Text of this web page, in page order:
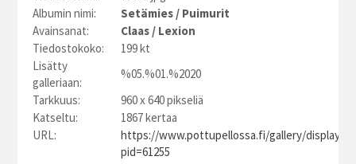
Albumin nimi:
Setämies / Puimurit
Avainsanat:
Claas / Lexion
Tiedostokoko:
199 kt
Lisätty
galleriaan:
%05.%01.%2020
Tarkkuus:
960 x 640 pikseliä
Katseltu:
1867 kertaa
URL:
https://www.pottupellossa.fi/gallery/
pid=61255